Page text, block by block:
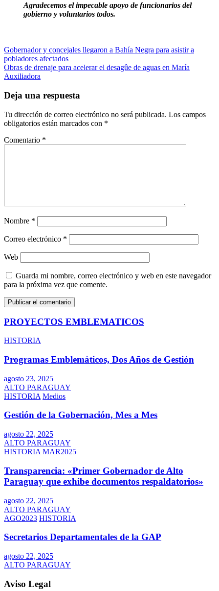
Agradecemos el impecable apoyo de funcionarios del
gobierno y voluntarios todos.
Navegación
de
entradas
Gobernador y concejales llegaron a Bahía Negra para asistir a
pobladores afectados
Obras de drenaje para acelerar el desagûe de aguas en María
Auxiliadora
Deja una respuesta
Tu dirección de correo electrónico no será publicada. Los campos
obligatorios están marcados con *
Comentario *
Nombre *
Correo electrónico *
Web
Guarda mi nombre, correo electrónico y web en este navegador
para la próxima vez que comente.
PROYECTOS EMBLEMATICOS
HISTORIA
Programas Emblemáticos, Dos Años de Gestión
agosto 23, 2025
ALTO PARAGUAY
HISTORIA Medios
Gestión de la Gobernación, Mes a Mes
agosto 22, 2025
ALTO PARAGUAY
HISTORIA MAR2025
Transparencia: «Primer Gobernador de Alto
Paraguay que exhibe documentos respaldatorios»
agosto 22, 2025
ALTO PARAGUAY
AGO2023 HISTORIA
Secretarios Departamentales de la GAP
agosto 22, 2025
ALTO PARAGUAY
Aviso Legal